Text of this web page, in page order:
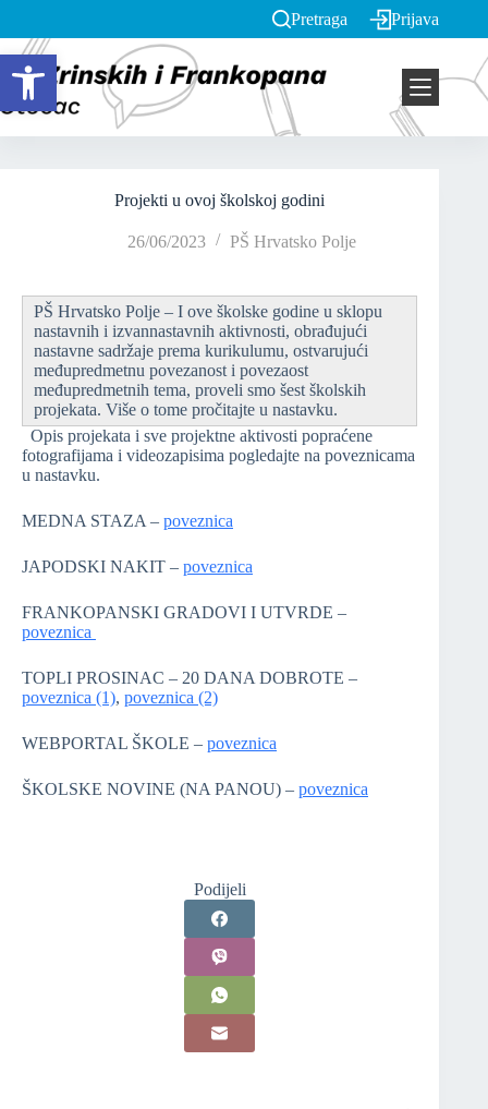
Open toolbar
Pretraga Prijava
Projekti u ovoj školskoj godini
26/06/2023 PŠ Hrvatsko Polje
PŠ Hrvatsko Polje – I ove školske godine u sklopu
nastavnih i izvannastavnih aktivnosti, obrađujući
nastavne sadržaje prema kurikulumu, ostvarujući
međupredmetnu povezanost i povezaost
međupredmetnih tema, proveli smo šest školskih
projekata. Više o tome pročitajte u nastavku.
Opis projekata i sve projektne aktivosti popraćene
fotografijama i videozapisima pogledajte na poveznicama
u nastavku.
MEDNA STAZA – poveznica
JAPODSKI NAKIT – poveznica
FRANKOPANSKI GRADOVI I UTVRDE –
poveznica
TOPLI PROSINAC – 20 DANA DOBROTE –
poveznica (1), poveznica (2)
WEBPORTAL ŠKOLE – poveznica
ŠKOLSKE NOVINE (NA PANOU) – poveznica
Podijeli